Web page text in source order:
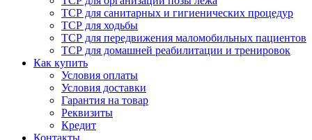
ТСР для санитарных и гигиенических процедур
ТСР для ходьбы
ТСР для передвижения маломобильных пациентов
ТСР для домашней реабилитации и тренировок
Как купить
Условия оплаты
Условия доставки
Гарантия на товар
Реквизиты
Кредит
Контакты